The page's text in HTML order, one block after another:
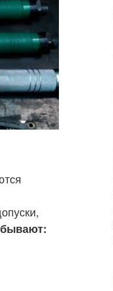
бывают: